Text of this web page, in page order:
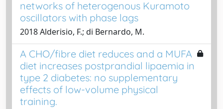
networks of heterogenous Kuramoto
oscillators with phase lags
2018 Alderisio, F.; di Bernardo, M.
A CHO/fibre diet reduces and a MUFA
diet increases postprandial lipaemia in
type 2 diabetes: no supplementary
effects of low-volume physical
training.